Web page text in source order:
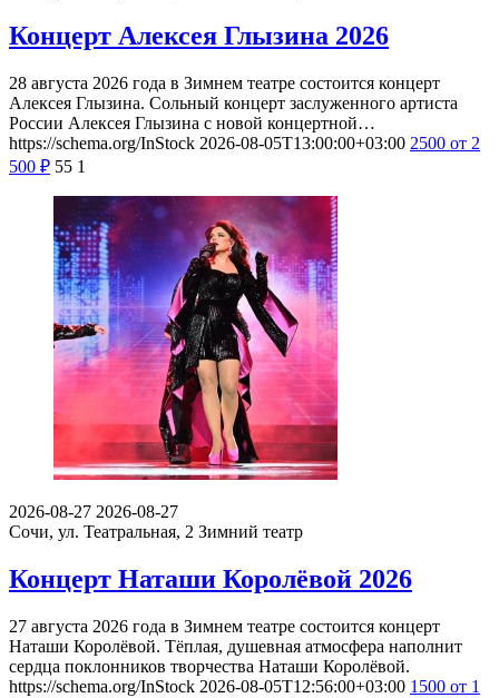
Концерт Алексея Глызина 2026
28 августа 2026 года в Зимнем театре состоится концерт
Алексея Глызина. Сольный концерт заслуженного артиста
России Алексея Глызина с новой концертной…
https://schema.org/InStock 2026-08-05T13:00:00+03:00 2500 от 2
500 ₽ 55 1
2026-08-27 2026-08-27
Сочи, ул. Театральная, 2 Зимний театр
Концерт Наташи Королёвой 2026
27 августа 2026 года в Зимнем театре состоится концерт
Наташи Королёвой. Тёплая, душевная атмосфера наполнит
сердца поклонников творчества Наташи Королёвой.
https://schema.org/InStock 2026-08-05T12:56:00+03:00 1500 от 1